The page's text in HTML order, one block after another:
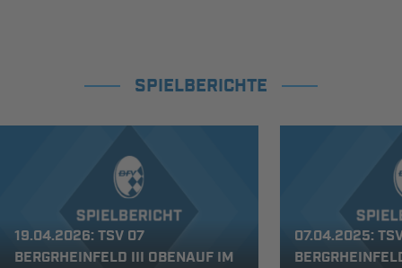
SPIELBERICHTE
19.04.2026: TSV 07
BERGRHEINFELD III OBENAUF IM
07.04.2025: